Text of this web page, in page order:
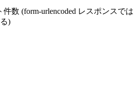
件数 (form-urlencoded レスポンスでは
)